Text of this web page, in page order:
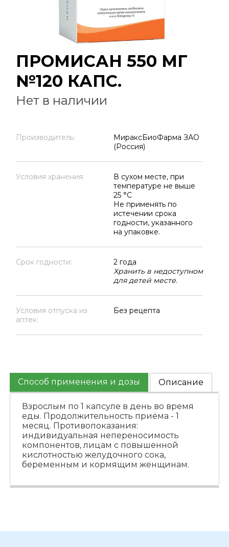
ПРОМИСАН 550 МГ
№120 КАПС.
Нет в наличии
Производитель:
МираксБиоФарма ЗАО
(Россия)
Условия хранения:
В сухом месте, при
температуре не выше
25 °C
Не применять по
истечении срока
годности, указанного
на упаковке.
Срок годности:
2 года
Хранить в недоступном
для детей месте.
Условия отпуска из
аптек:
Без рецепта
Способ применения и дозы Описание
Взрослым по 1 капсуле в день во время
еды. Продолжительность приёма - 1
месяц. Противопоказания:
индивидуальная непереносимость
компонентов, лицам с повышенной
кислотностью желудочного сока,
беременным и кормящим женщинам.